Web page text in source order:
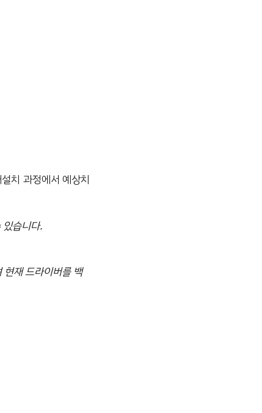
치 과정에서 예상치
습니다.
재 드라이버를 백